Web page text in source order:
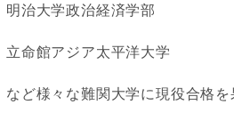
明治大学政治経済学部
立命館アジア太平洋大学
など様々な難関大学に現役合格を